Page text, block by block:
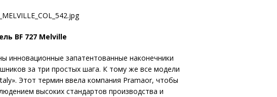
BF 727 Melville
инновационные запатентованные наконечники
за три простых шага. К тому же все модели
Этот термин ввела компания Pramaor, чтобы
высоких стандартов производства и